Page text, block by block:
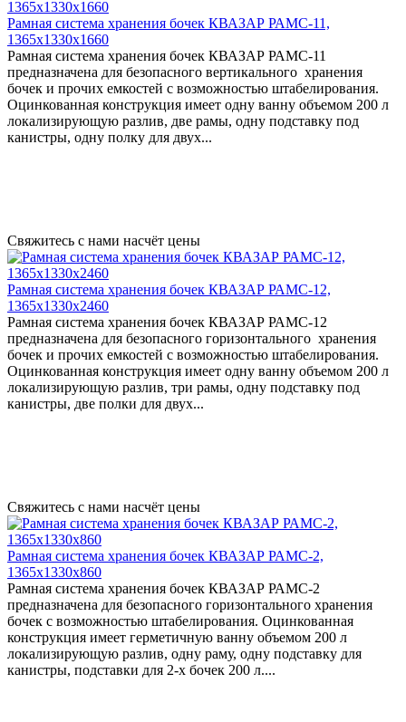
Рамная система хранения бочек КВАЗАР РАМС-11,
1365х1330х1660
Рамная система хранения бочек КВАЗАР РАМС-11
предназначена для безопасного вертикального хранения
бочек и прочих емкостей с возможностью штабелирования.
Оцинкованная конструкция имеет одну ванну объемом 200 л
локализирующую разлив, две рамы, одну подставку под
канистры, одну полку для двух...
Свяжитесь с нами насчёт цены
Рамная система хранения бочек КВАЗАР РАМС-12,
1365х1330х2460
Рамная система хранения бочек КВАЗАР РАМС-12
предназначена для безопасного горизонтального хранения
бочек и прочих емкостей с возможностью штабелирования.
Оцинкованная конструкция имеет одну ванну объемом 200 л
локализирующую разлив, три рамы, одну подставку под
канистры, две полки для двух...
Свяжитесь с нами насчёт цены
Рамная система хранения бочек КВАЗАР РАМС-2,
1365х1330х860
Рамная система хранения бочек КВАЗАР РАМС-2
предназначена для безопасного горизонтального хранения
бочек с возможностью штабелирования. Оцинкованная
конструкция имеет герметичную ванну объемом 200 л
локализирующую разлив, одну раму, одну подставку для
канистры, подставки для 2-х бочек 200 л....